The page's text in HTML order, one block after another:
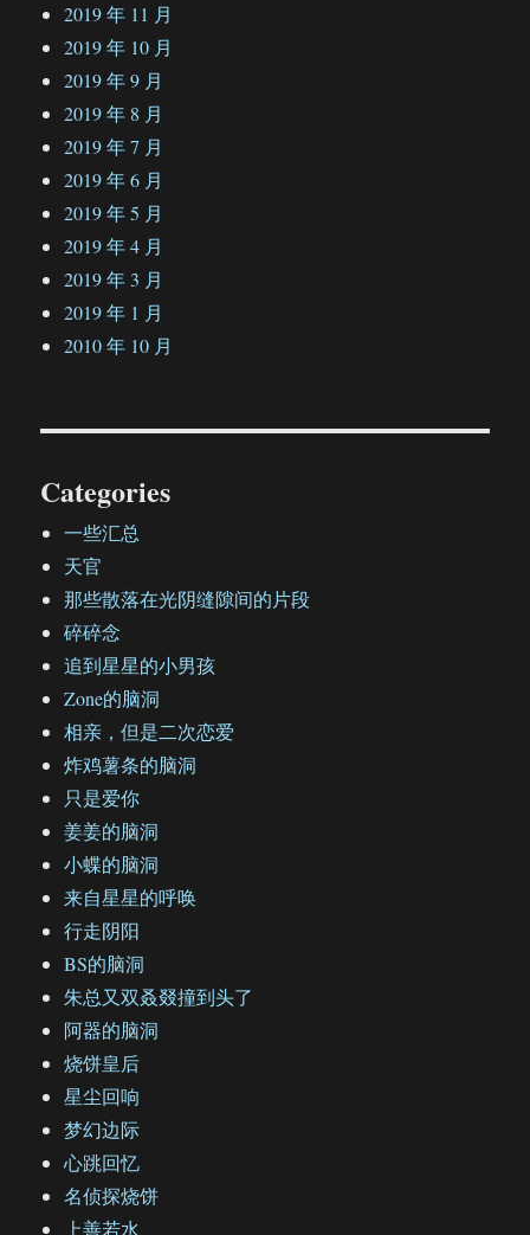
2019 年 11 月
2019 年 10 月
2019 年 9 月
2019 年 8 月
2019 年 7 月
2019 年 6 月
2019 年 5 月
2019 年 4 月
2019 年 3 月
2019 年 1 月
2010 年 10 月
Categories
一些汇总
天官
那些散落在光阴缝隙间的片段
碎碎念
追到星星的小男孩
Zone的脑洞
相亲，但是二次恋爱
炸鸡薯条的脑洞
只是爱你
姜姜的脑洞
小蝶的脑洞
来自星星的呼唤
行走阴阳
BS的脑洞
朱总又双叒叕撞到头了
阿器的脑洞
烧饼皇后
星尘回响
梦幻边际
心跳回忆
名侦探烧饼
上善若水